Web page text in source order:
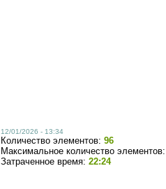
12/01/2026 - 13:34
Количество элементов: 96
Максимальное количество элементов:
Затраченное время: 22:24